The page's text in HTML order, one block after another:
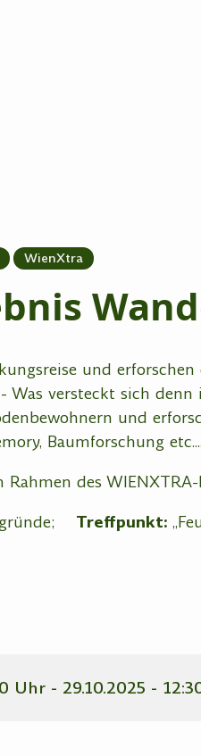
WienXtra
und
Was versteckt sich
und
Baumforschung etc....
des
Treffpunkt:
Uhr - 29.10.2025 -